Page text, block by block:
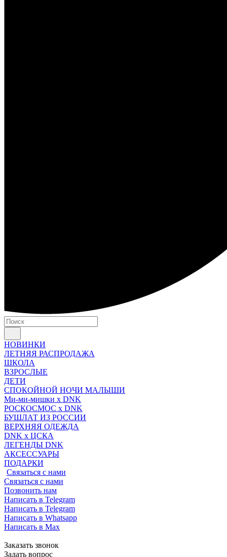
НОВИНКИ
ЛЕТНЯЯ РАСПРОДАЖА
ШКОЛА
ВЗРОСЛЫЕ
ДЕТИ
СПОКОЙНОЙ НОЧИ МАЛЫШИ
Ми-ми-мишки x DNK
РОСКОСМОС x DNK
БУШЛАТ ИЗ РОССИИ
ВЕРХНЯЯ ОДЕЖДА
DNK x ЦСКА
ЛЕГЕНДЫ DNK
АКСЕССУАРЫ
ПОДАРКИ
Связаться с нами
Связаться с нами
Позвонить нам
Написать в Telegram
Написать в Telegram
Написать в Whatsapp
Написать в Max
Заказать звонок
Задать вопрос